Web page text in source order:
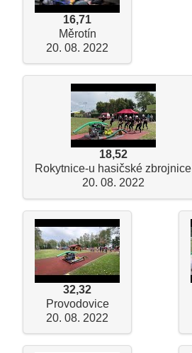
16,71
Měrotín
20. 08. 2022
18,52
Rokytnice-u hasičské zbrojnice
20. 08. 2022
32,32
Provodovice
20. 08. 2022